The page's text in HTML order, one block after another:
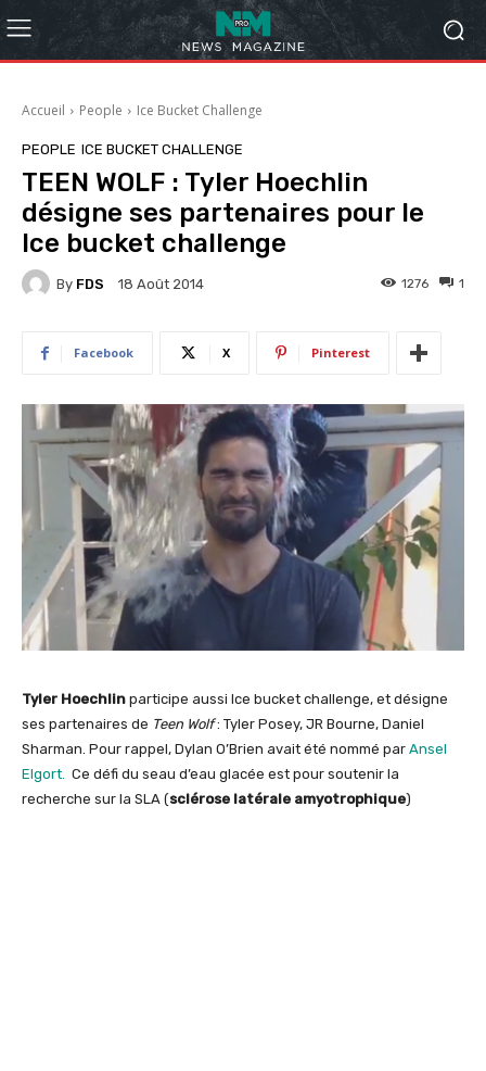
Accueil People Ice Bucket Challenge
PEOPLE ICE BUCKET CHALLENGE
TEEN WOLF : Tyler Hoechlin
désigne ses partenaires pour le
Ice bucket challenge
By FDS 18 Août 2014 1
1276
Facebook X Pinterest
Tyler Hoechlin participe aussi Ice bucket challenge, et désigne
ses partenaires de Teen Wolf: Tyler Posey, JR Bourne, Daniel
Sharman. Pour rappel, Dylan O’Brien avait été nommé par Ansel
Elgort. Ce défi du seau d’eau glacée est pour soutenir la
recherche sur la SLA (sclérose latérale amyotrophique)